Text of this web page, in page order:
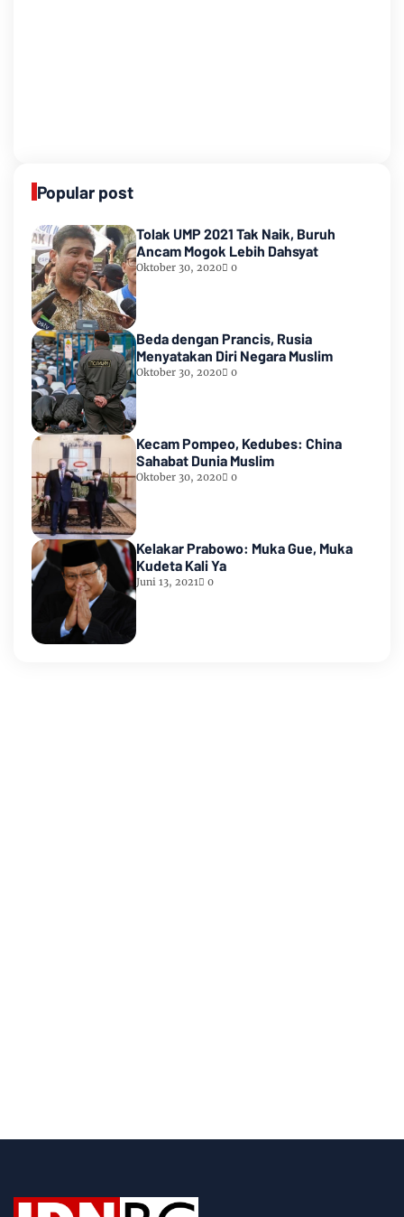
Popular post
Tolak UMP 2021 Tak Naik, Buruh
Ancam Mogok Lebih Dahsyat
Oktober 30, 2020 0
Beda dengan Prancis, Rusia
Menyatakan Diri Negara Muslim
Oktober 30, 2020 0
Kecam Pompeo, Kedubes: China
Sahabat Dunia Muslim
Oktober 30, 2020 0
Kelakar Prabowo: Muka Gue, Muka
Kudeta Kali Ya
Juni 13, 2021 0